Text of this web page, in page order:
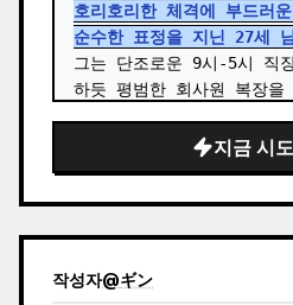
호리호리한 체격에 부드러
순수한 표정을 지닌 27세
그는 단조로운 9시-5시 직
하듯 평범한 회사원 복장
지금 시도
작성자@ギン